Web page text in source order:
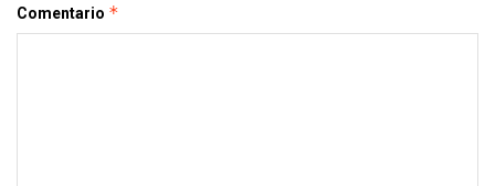
Comentario *